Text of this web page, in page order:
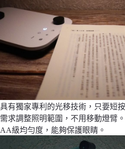
具有獨家專利的光移技術，只要短
需求調整照明範圍，不用移動燈臂
AA級均勻度，能夠保護眼睛。